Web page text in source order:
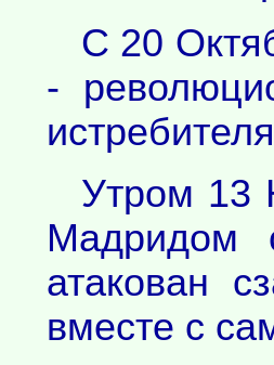
С 20
-
Утром 13
Мадридом
атакован
вместе с